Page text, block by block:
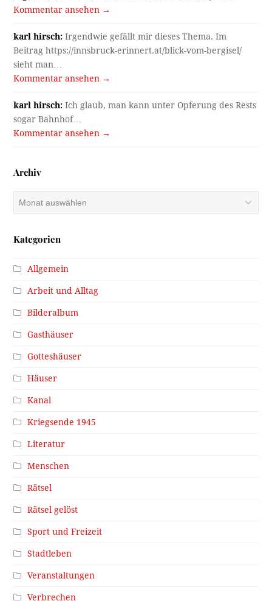
Kommentar ansehen →
karl hirsch: Irgendwie gefällt mir dieses Thema. Im
Beitrag https://innsbruck-erinnert.at/blick-vom-bergisel/
sieht man…
Kommentar ansehen →
karl hirsch: Ich glaub, man kann unter Opferung des Rests
sogar Bahnhof…
Kommentar ansehen →
Archiv
Archiv
Kategorien
Allgemein
Arbeit und Alltag
Bilderalbum
Gasthäuser
Gotteshäuser
Häuser
Kanal
Kriegsende 1945
Literatur
Menschen
Rätsel
Rätsel gelöst
Sport und Freizeit
Stadtleben
Veranstaltungen
Verbrechen